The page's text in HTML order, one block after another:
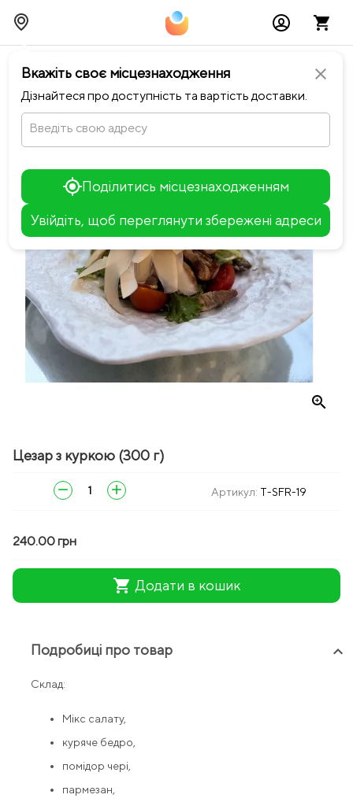
close
Вкажіть своє місцезнаходження
Дізнайтеся про доступність та вартість доставки.
Введіть свою адресу
Поділитись місцезнаходженням
Увійдіть, щоб переглянути збережені адреси
+
−
chevron_leftПовернутися до Sfera
zoom_in
Цезар з куркою (300 г)
remove add Артикул: T-SFR-19
240.00 грн
shopping_cart Додати в кошик
Подробиці про товар keyboard_arrow_up
Склад:
Мікс салату,
куряче бедро,
помідор чері,
пармезан,